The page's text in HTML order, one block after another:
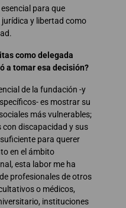
para que
y libertad como
como delegada
a tomar esa decisión?
de la fundación -y
es mostrar su
más vulnerables;
con discapacidad y sus
para querer
en el ámbito
esta labor me ha
profesionales de otros
o médicos,
instituciones